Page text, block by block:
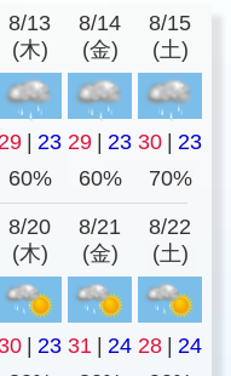
8/13
(木)
8/14
(金)
8/15
(土)
23 29 23 30
23
60% 60% 70%
8/20
(木)
8/21
(金)
8/22
(土)
30 23 31 24 28
24